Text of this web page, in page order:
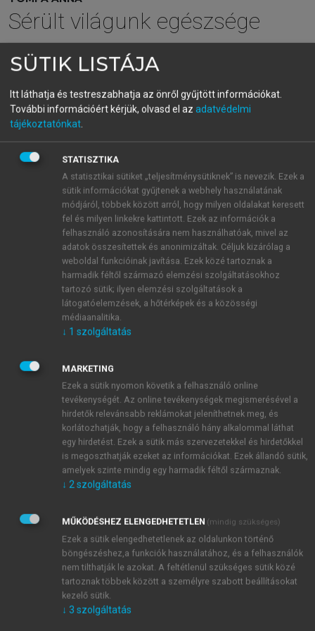
Sérült világunk egészsége
menu_book OLVASÁS
Az alkohol és a gyógyszerek
együtthatásai
Az alkoholisták gyógyszer és vegyszer iránti
érzékenysége is megváltozik, különösen az ideg
rendszerre ható szerekkel szemben alakulhat ki
rezisztencia. Ennek hátterében az alkohol által
állandóan munkába tartott májenzimek gyors
lebontóképessége áll. A narkotikus hatás eléréséhez
ez a gyorsult lebontás kedvezőtlen, ezért nagyobb
adagokban kell adni az altatószert a kellő
izomellazulás és a fájdalomcsillapítás eléréséért. A
dózis emelésével viszont könnyen elérhetjük a
halálos dózist, ami a beteg életébe kerülhet.
Mindezek hátterében az alkohol iránti érzékenység, a
metabolikus átalakítóképesség különbözősége áll. A
bemutatjuk azt, hogy az alkohol miként
roncsolja a fehérjéket és a lipidmolekulák
peroxidációja révén a sejtmembránokat. Az alkoholos
behatás kapcsán az alkohol-dehidrogenáz
segítségével acetaldehid képződik, ami kovalens
módon kapcsolódik a DNS-hez, RNS-hez és a
fehérjéhez. A citokróm P450 2E1 közreműködésével
az alkohol lebomlásakor jelentős mennyiségű szabad
gyök keletkezik, ami megtámadja a lipid-protein
membránokat és torzítja a fehérjestruktúrát, ami a
sejtmembrán áteresztőképességének jelentős
fokozódásához vezet.
Az altatószerekkel szemben tehát az alkoholisták
SÜTIK LISTÁJA
Itt láthatja és testreszabhatja az önről gyűjtött információkat.
További információért kérjük, olvasd el az adatvédelmi
tájékoztatónkat.
STATISZTIKA
A statisztikai sütiket „teljesítménysütiknek” is nevezik. Ezek a
sütik információkat gyűjtenek a webhely használatának
módjáról, többek között arról, hogy milyen oldalakat keresett
fel és milyen linkekre kattintott. Ezek az információk a
felhasználó azonosítására nem használhatóak, mivel az
adatok összesítettek és anonimizáltak. Céljuk kizárólag a
weboldal funkcióinak javítása. Ezek közé tartoznak a
harmadik féltől származó elemzési szolgáltatásokhoz
tartozó sütik; ilyen elemzési szolgáltatások a
látogatóelemzések, a hőtérképek és a közösségi
médiaanalitika.
↓ 1 szolgáltatás
MARKETING
Ezek a sütik nyomon követik a felhasználó online
tevékenységét. Az online tevékenységek megismerésével a
hirdetők relevánsabb reklámokat jeleníthetnek meg, és
korlátozhatják, hogy a felhasználó hány alkalommal láthat
egy hirdetést. Ezek a sütik más szervezetekkel és hirdetőkkel
is megoszthatják ezeket az információkat. Ezek állandó sütik,
amelyek szinte mindig egy harmadik féltől származnak.
↓ 2szolgáltatás
MŰKÖDÉSHEZ ELENGEDHETETLEN (mindig szükséges)
Ezek a sütik elengedhetetlenek az oldalunkon történő
böngészéshez,a funkciók használatához, és a felhasználók
nem tilthatják le azokat. A feltétlenül szükséges sütik közé
tartoznak többek között a személyre szabott beállításokat
kezelő sütik.
↓ 3 szolgáltatás